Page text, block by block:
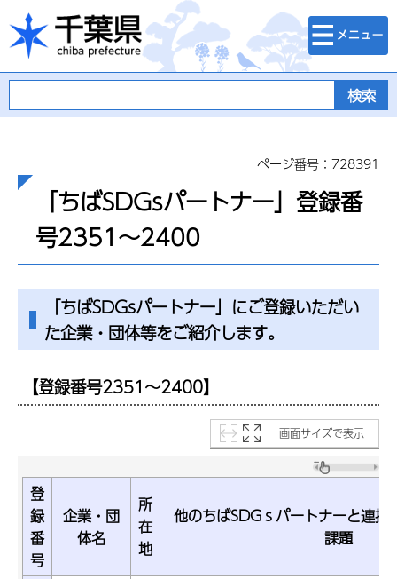
千葉県
検索・メニュ
ー
ページ番号：728391
「ちばSDGsパートナー」登録番
号2351～2400
「ちばSDGsパートナー」にご登録いただい
た企業・団体等をご紹介します。
【登録番号2351～2400】
画面サイズで表示
登
録
番
号
企業・団
体名
所
在
地
他のちばSDGｓパートナーと連携
課題